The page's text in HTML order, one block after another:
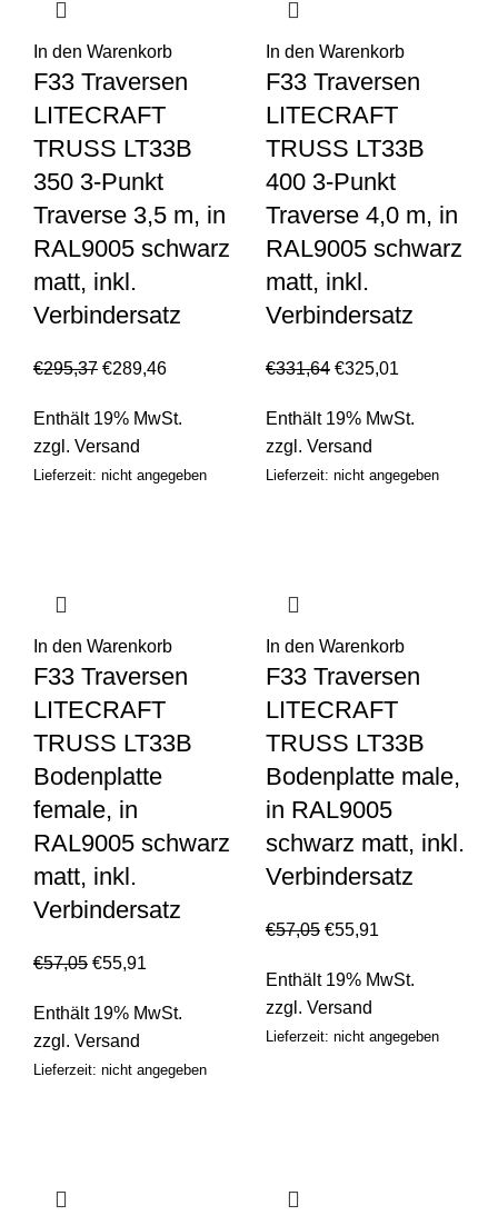
In den Warenkorb
F33 Traversen
LITECRAFT
TRUSS LT33B
350 3-Punkt
Traverse 3,5 m, in
RAL9005 schwarz
matt, inkl.
Verbindersatz
€295,37 €289,46
Enthält 19% MwSt.
zzgl. Versand
Lieferzeit: nicht angegeben
In den Warenkorb
F33 Traversen
LITECRAFT
TRUSS LT33B
400 3-Punkt
Traverse 4,0 m, in
RAL9005 schwarz
matt, inkl.
Verbindersatz
€331,64 €325,01
Enthält 19% MwSt.
zzgl. Versand
Lieferzeit: nicht angegeben
In den Warenkorb
F33 Traversen
LITECRAFT
TRUSS LT33B
Bodenplatte
female, in
RAL9005 schwarz
matt, inkl.
Verbindersatz
€57,05 €55,91
Enthält 19% MwSt.
zzgl. Versand
Lieferzeit: nicht angegeben
In den Warenkorb
F33 Traversen
LITECRAFT
TRUSS LT33B
Bodenplatte male,
in RAL9005
schwarz matt, inkl.
Verbindersatz
€57,05 €55,91
Enthält 19% MwSt.
zzgl. Versand
Lieferzeit: nicht angegeben